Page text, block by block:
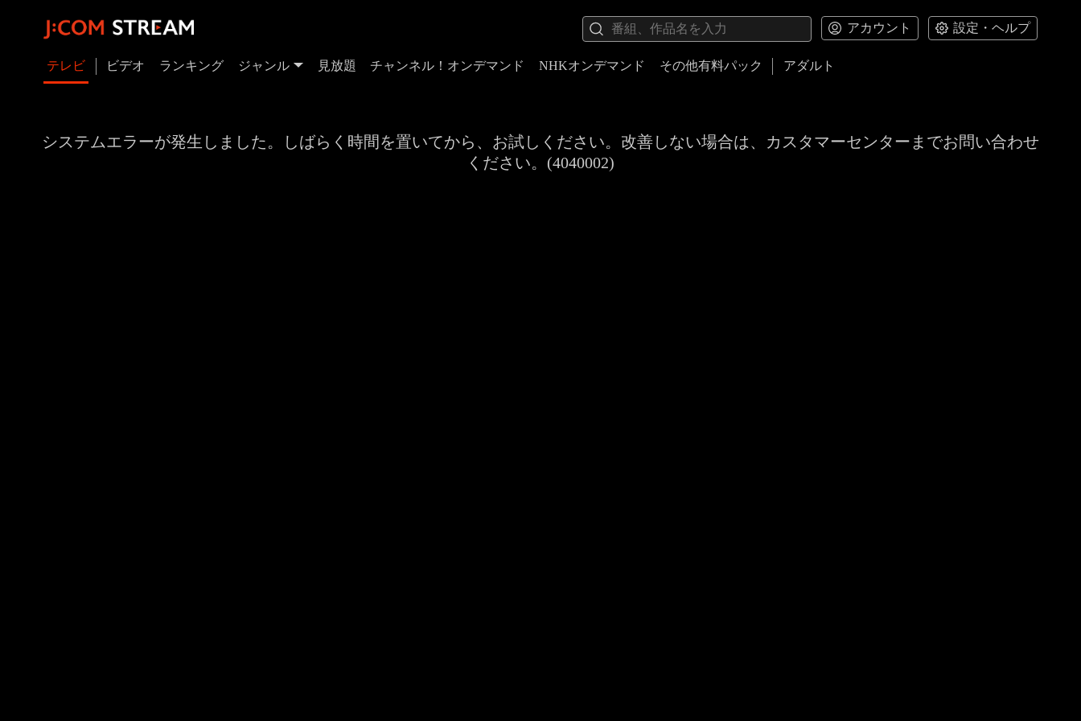
アカウント 設定・ヘルプ
テレビ ビデオ ランキング ジャンル 見放題 チャンネル！オンデマンド NHKオンデマンド その他有料パック アダルト
システムエラーが発生しました。しばらく時間を置いてから、お試しください。改善しない場合は、カスタマーセンターまでお問い合わせ
ください。(4040002)